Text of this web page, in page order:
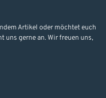
Artikel oder möchtet euch
uns gerne an. Wir freuen uns,